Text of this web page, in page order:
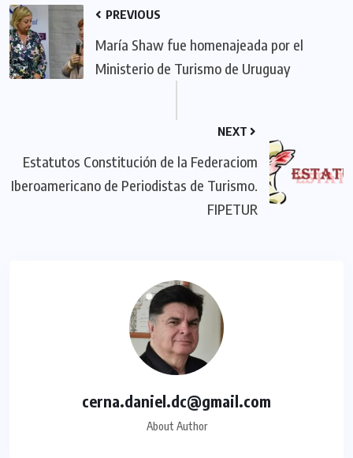
PREVIOUS
María Shaw fue homenajeada por el
Ministerio de Turismo de Uruguay
NEXT
Estatutos Constitución de la Federaciom
Iberoamericano de Periodistas de Turismo.
FIPETUR
cerna.daniel.dc@gmail.com
About Author